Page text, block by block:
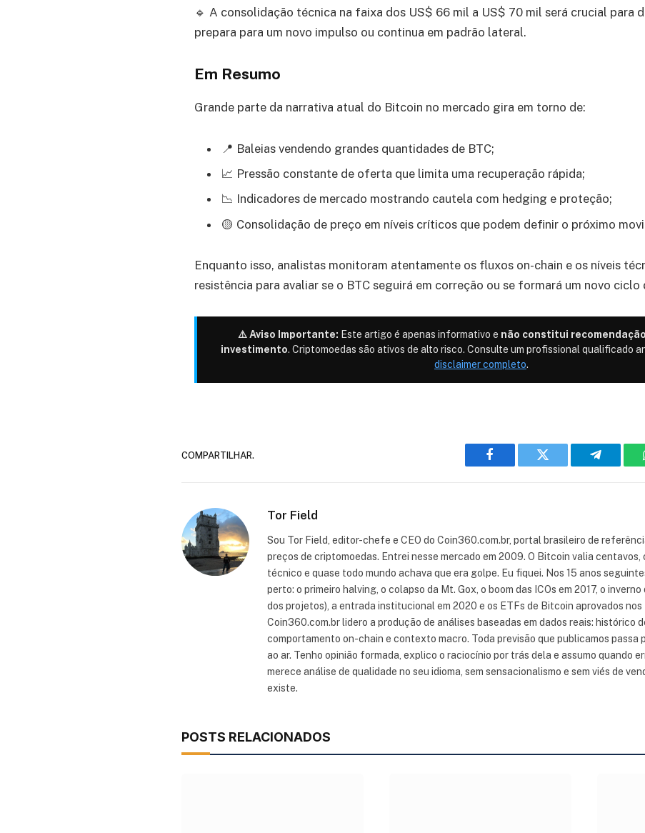
🔹 A consolidação técnica na faixa dos US$ 66 mil a US$ 70 mil será crucial para
prepara para um novo impulso ou continua em padrão lateral.
Em Resumo
Grande parte da narrativa atual do Bitcoin no mercado gira em torno de:
📍 Baleias vendendo grandes quantidades de BTC;
📈 Pressão constante de oferta que limita uma recuperação rápida;
📉 Indicadores de mercado mostrando cautela com hedging e proteção;
🟡 Consolidação de preço em níveis críticos que podem definir o próximo
Enquanto isso, analistas monitoram atentamente os fluxos on-chain e os níveis
resistência para avaliar se o BTC seguirá em correção ou se formará um novo ciclo
⚠️ Aviso Importante: Este artigo é apenas informativo e não constitui
investimento. Criptomoedas são ativos de alto risco. Consulte um profissional qualificado
disclaimer completo.
COMPARTILHAR.
Facebook Twitter Telegram
Tor Field
Sou Tor Field, editor-chefe e CEO do Coin360.com.br, portal brasileiro de
preços de criptomoedas. Entrei nesse mercado em 2009. O Bitcoin valia centavos,
técnico e quase todo mundo achava que era golpe. Eu fiquei. Nos 15 anos
perto: o primeiro halving, o colapso da Mt. Gox, o boom das ICOs em 2017, o
dos projetos), a entrada institucional em 2020 e os ETFs de Bitcoin aprovados
Coin360.com.br lidero a produção de análises baseadas em dados reais: histórico
comportamento on-chain e contexto macro. Toda previsão que publicamos passa
ao ar. Tenho opinião formada, explico o raciocínio por trás dela e assumo quando
merece análise de qualidade no seu idioma, sem sensacionalismo e sem viés de
existe.
POSTS RELACIONADOS